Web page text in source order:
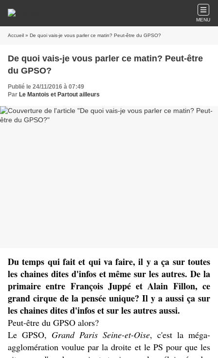
MENU
Accueil » De quoi vais-je vous parler ce matin? Peut-être du GPSO?
De quoi vais-je vous parler ce matin? Peut-être
du GPSO?
Publié le 24/11/2016 à 07:49
Par Le Mantois et Partout ailleurs
Du temps qui fait et qui va faire, il y a ça sur toutes
les chaines dites d'infos et même sur les autres. De la
primaire entre François Juppé et Alain Fillon, ce
grand cirque de la pensée unique? Il y a aussi ça sur
les chaines dites d'infos et sur les autres aussi.
Peut-être du GPSO alors?
Le GPSO, Grand Paris Seine-et-Oise, c'est la méga-
agglomération voulue par la droite et le PS pour que les